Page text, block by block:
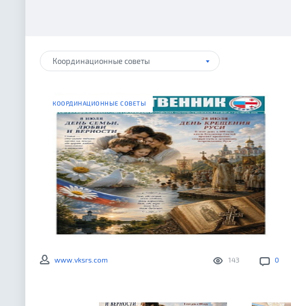
Координационные советы
КООРДИНАЦИОННЫЕ СОВЕТЫ
143 0
www.vksrs.com